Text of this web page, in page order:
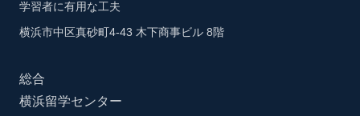
学習者に有用な工夫
横浜市中区真砂町4-43 木下商事ビル 8階
総合
横浜留学センター